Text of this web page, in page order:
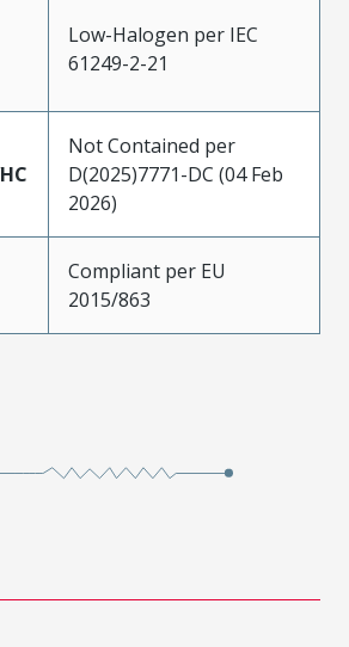
Low-Halogen per IEC
61249-2-21
Not Contained per
D(2025)7771-DC (04 Feb
2026)
Compliant per EU
2015/863